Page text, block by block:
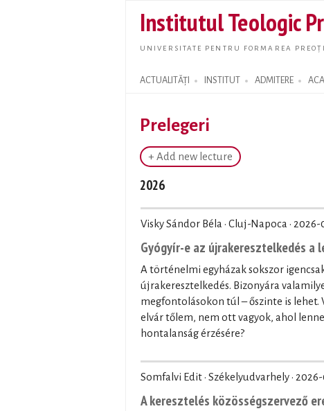
Institutul Teologic
UNIVERSITATE PENTRU FORMAREA
ACTUALITĂȚI INSTITUT ADMITERE
Search form
Prelegeri
+ Add new lecture
2026
Visky Sándor Béla · Cluj-Napoca · 2026-
Gyógyír-e az újrakeresztelkedés a
A történelmi egyházak sokszor
újrakeresztelkedés. Bizonyára
megfontolásokon túl – őszinte is
elvár tőlem, nem ott vagyok, ahol
hontalanság érzésére?
Somfalvi Edit · Székelyudvarhely ·
A keresztelés közösségszervező